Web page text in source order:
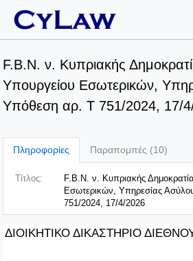
F.B.N. ν. Κυπριακής
Υπουργείου Εσωτερικών,
Υπόθεση αρ. Τ 751/2024, 17/
Πληροφορίες Παραπομπές (10)
Τίτλος:
F.B.N. ν. Κυπριακής
Εσωτερικών, Υπηρεσίας
751/2024, 17/4/2026
ΔΙΟΙΚΗΤΙΚΟ ΔΙΚΑΣΤΗΡΙΟ